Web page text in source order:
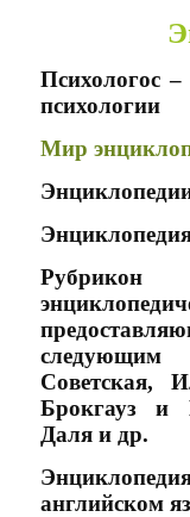
Психологос –
психологии
Мир
Рубрикон -
следующим
Советская,
Брокгауз и
Даля и др.
английском